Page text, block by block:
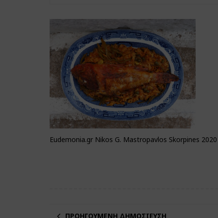
Eudemonia.gr Nikos G. Mastropavlos Skorpines 2020
ΠΡΟΗΓΟΎΜΕΝΗ ΔΗΜΟΣΊΕΥΣΗ